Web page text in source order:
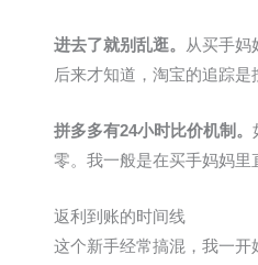
进去了就别乱逛。
从买手妈
后来才知道，淘宝的追踪
拼多多有24小时比价机制。
零。我一般是在买手妈妈里
返利到账的时间线
这个新手经常搞混，我一